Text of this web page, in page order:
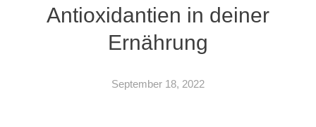
Antioxidantien in deiner
Ernährung
September 18, 2022